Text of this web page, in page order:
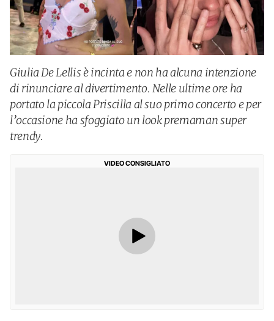
Giulia De Lellis è incinta e non ha alcuna intenzione
di rinunciare al divertimento. Nelle ultime ore ha
portato la piccola Priscilla al suo primo concerto e per
l’occasione ha sfoggiato un look premaman super
trendy.
VIDEO CONSIGLIATO